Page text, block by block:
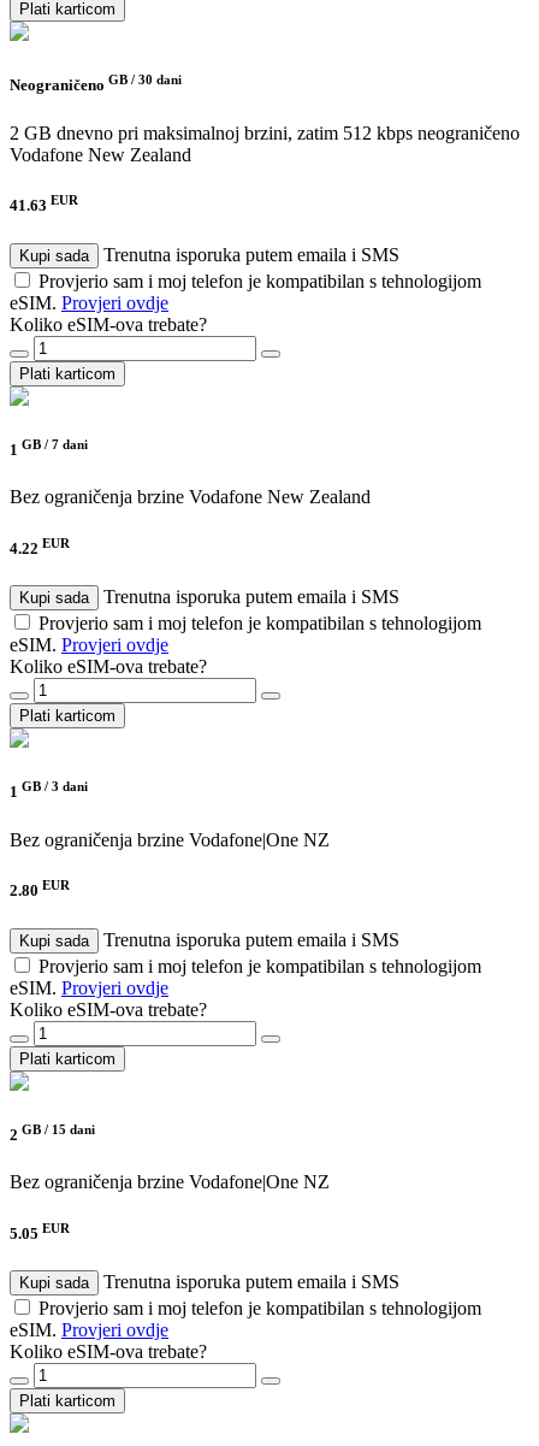
Plati karticom
Neograničeno GB / 30 dani
2 GB dnevno pri maksimalnoj brzini, zatim 512 kbps neograničeno
Vodafone New Zealand
41.63 EUR
Kupi sada
Trenutna isporuka putem emaila i SMS
Provjerio sam i moj telefon je kompatibilan s tehnologijom
eSIM. Provjeri ovdje
Koliko eSIM-ova trebate?
Plati karticom
1 GB / 7 dani
Bez ograničenja brzine Vodafone New Zealand
4.22 EUR
Kupi sada
Trenutna isporuka putem emaila i SMS
Provjerio sam i moj telefon je kompatibilan s tehnologijom
eSIM. Provjeri ovdje
Koliko eSIM-ova trebate?
Plati karticom
1 GB / 3 dani
Bez ograničenja brzine Vodafone|One NZ
2.80 EUR
Kupi sada
Trenutna isporuka putem emaila i SMS
Provjerio sam i moj telefon je kompatibilan s tehnologijom
eSIM. Provjeri ovdje
Koliko eSIM-ova trebate?
Plati karticom
2 GB / 15 dani
Bez ograničenja brzine Vodafone|One NZ
5.05 EUR
Kupi sada
Trenutna isporuka putem emaila i SMS
Provjerio sam i moj telefon je kompatibilan s tehnologijom
eSIM. Provjeri ovdje
Koliko eSIM-ova trebate?
Plati karticom